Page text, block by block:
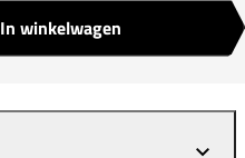
In winkelwagen